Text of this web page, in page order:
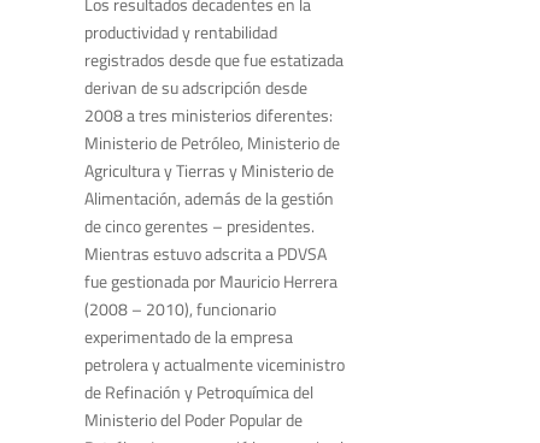
productividad y rentabilidad
registrados desde que fue estatizada
derivan de su adscripción desde
2008 a tres ministerios diferentes:
Ministerio de Petróleo, Ministerio de
Agricultura y Tierras y Ministerio de
Alimentación, además de la gestión
de cinco gerentes – presidentes.
Mientras estuvo adscrita a PDVSA
fue gestionada por Mauricio Herrera
(2008 – 2010), funcionario
experimentado de la empresa
petrolera y actualmente viceministro
de Refinación y Petroquímica del
Ministerio del Poder Popular de